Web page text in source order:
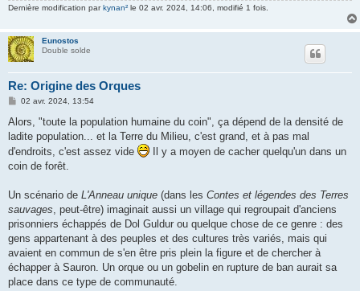
Dernière modification parkynan² le 02 avr. 2024, 14:06, modifié 1 fois.
Eunostos
Double solde
Re: Origine des Orques
M
s
a
g
e
02 avr. 2024, 13:54
Alors, "toute la population humaine du coin", ça dépend de la densité de
ladite population... et la Terre du Milieu, c'est grand, et à pas mal
d'endroits, c'est assez vide
Il y a moyen de cacher quelqu'un dans un
coin de forêt.
Un scénario de L'Anneau unique (dans les Contes et légendes des Terres
sauvages, peut-être) imaginait aussi un village qui regroupait d'anciens
prisonniers échappés de Dol Guldur ou quelque chose de ce genre : des
gens appartenant à des peuples et des cultures très variés, mais qui
avaient en commun de s'en être pris plein la figure et de chercher à
échapper à Sauron. Un orque ou un gobelin en rupture de ban aurait sa
place dans ce type de communauté.